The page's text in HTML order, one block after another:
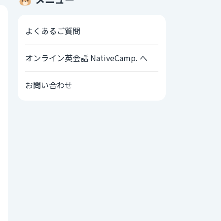
よくあるご質問
オンライン英会話 NativeCamp. へ
お問い合わせ